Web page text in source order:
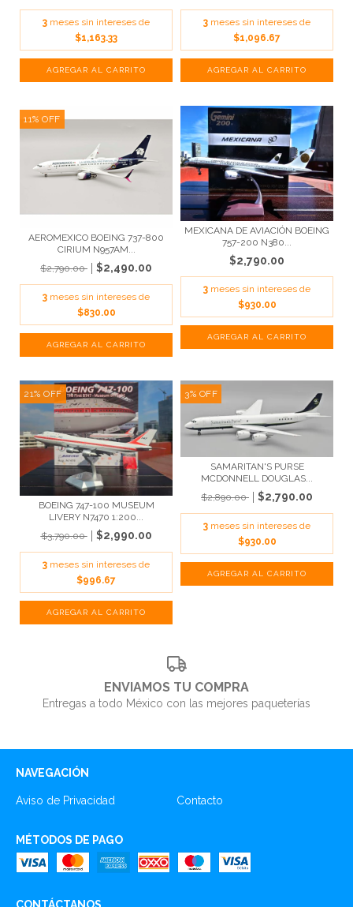
3 meses sin intereses de
$1,163.33
3 meses sin intereses de
$1,096.67
11% OFF
AEROMEXICO BOEING 737-800
CIRIUM N957AM...
$2,790.00
$2,490.00
3 meses sin intereses de
$830.00
MEXICANA DE AVIACIÓN BOEING
757-200 N380...
$2,790.00
3 meses sin intereses de
$930.00
21% OFF
BOEING 747-100 MUSEUM
LIVERY N7470 1:200...
$3,790.00
$2,990.00
3 meses sin intereses de
$996.67
3% OFF
SAMARITAN'S PURSE
MCDONNELL DOUGLAS...
$2,890.00
$2,790.00
3 meses sin intereses de
$930.00
ENVIAMOS TU COMPRA
Entregas a todo México con las mejores paqueterías
NAVEGACIÓN
Aviso de Privacidad Contacto
MÉTODOS DE PAGO